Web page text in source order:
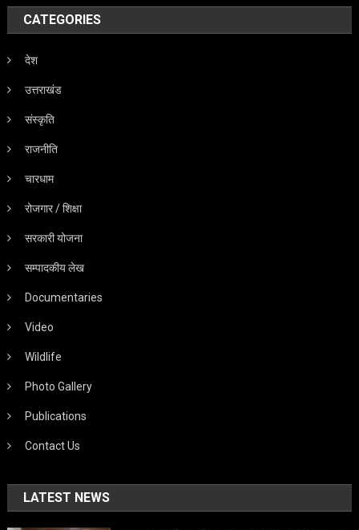
CATEGORIES
देश
उत्तराखंड
संस्कृति
राजनीति
चारधाम
रोजगार / शिक्षा
सरकारी योजना
सम्पादकीय लेख
Documentaries
Video
Wildlife
Photo Gallery
Publications
Contact Us
LATEST NEWS